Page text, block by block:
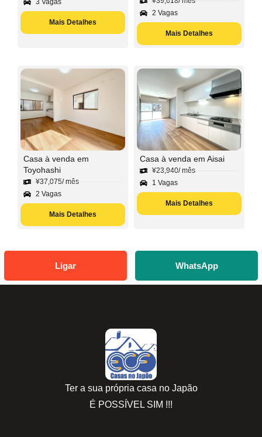
3 Vagas
Mais Detalhes
2 Vagas
Mais Detalhes
Casa à venda em
Toyohashi
¥37,075/ mês
2 Vagas
Mais Detalhes
Casa à venda em Aisai
¥23,940/ mês
1 Vagas
Mais Detalhes
Ligar WhatsApp
Ter a sua própria casa no Japão
É POSSÍVEL SIM !!!